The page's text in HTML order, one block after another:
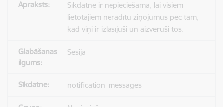
Sīkdatne ir nepieciešama, lai visiem
lietotājiem nerādītu ziņojumus pēc tam,
kad viņi ir izlasījuši un aizvēruši tos.
Sesija
notification_messages